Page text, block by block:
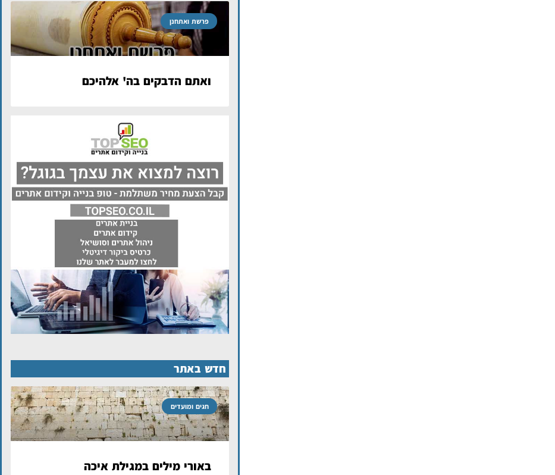
פרשת ואתחנן
ואתם הדבקים בה' אלהיכם
חדש באתר
חגים ומועדים
באורי מילים במגילת איכה